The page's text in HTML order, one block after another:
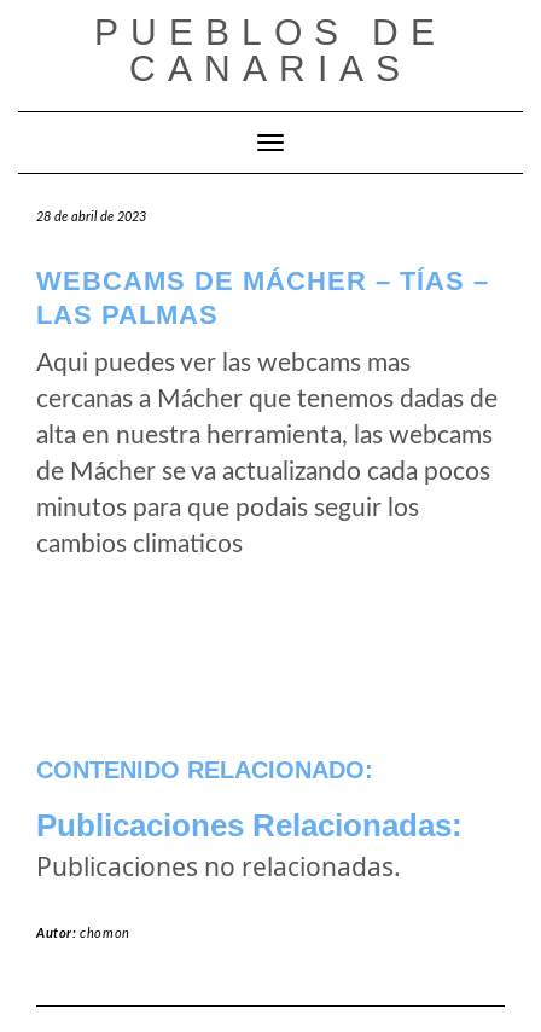
PUEBLOS DE
CANARIAS
Cambiar modo de navegación
28 de abril de 2023
WEBCAMS DE MÁCHER – TÍAS –
LAS PALMAS
Aqui puedes ver las webcams mas
cercanas a Mácher que tenemos dadas de
alta en nuestra herramienta, las webcams
de Mácher se va actualizando cada pocos
minutos para que podais seguir los
cambios climaticos
CONTENIDO RELACIONADO:
Publicaciones Relacionadas:
Publicaciones no relacionadas.
Autor:chomon